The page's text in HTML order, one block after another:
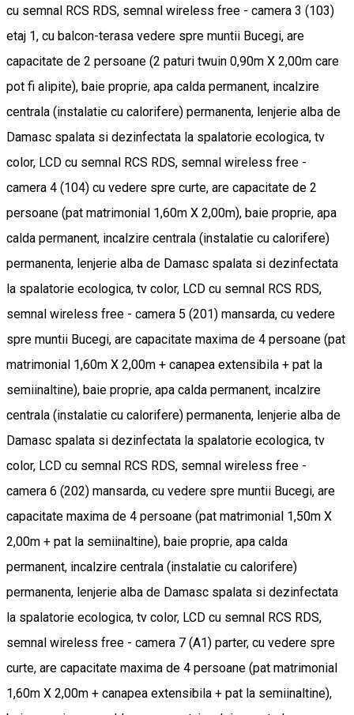
cu semnal RCS RDS, semnal wireless free - camera 3 (103)
etaj 1, cu balcon-terasa vedere spre muntii Bucegi, are
capacitate de 2 persoane (2 paturi twuin 0,90m X 2,00m care
pot fi alipite), baie proprie, apa calda permanent, incalzire
centrala (instalatie cu calorifere) permanenta, lenjerie alba de
Damasc spalata si dezinfectata la spalatorie ecologica, tv
color, LCD cu semnal RCS RDS, semnal wireless free -
camera 4 (104) cu vedere spre curte, are capacitate de 2
persoane (pat matrimonial 1,60m X 2,00m), baie proprie, apa
calda permanent, incalzire centrala (instalatie cu calorifere)
permanenta, lenjerie alba de Damasc spalata si dezinfectata
la spalatorie ecologica, tv color, LCD cu semnal RCS RDS,
semnal wireless free - camera 5 (201) mansarda, cu vedere
spre muntii Bucegi, are capacitate maxima de 4 persoane (pat
matrimonial 1,60m X 2,00m + canapea extensibila + pat la
semiinaltine), baie proprie, apa calda permanent, incalzire
centrala (instalatie cu calorifere) permanenta, lenjerie alba de
Damasc spalata si dezinfectata la spalatorie ecologica, tv
color, LCD cu semnal RCS RDS, semnal wireless free -
camera 6 (202) mansarda, cu vedere spre muntii Bucegi, are
capacitate maxima de 4 persoane (pat matrimonial 1,50m X
2,00m + pat la semiinaltine), baie proprie, apa calda
permanent, incalzire centrala (instalatie cu calorifere)
permanenta, lenjerie alba de Damasc spalata si dezinfectata
la spalatorie ecologica, tv color, LCD cu semnal RCS RDS,
semnal wireless free - camera 7 (A1) parter, cu vedere spre
curte, are capacitate maxima de 4 persoane (pat matrimonial
1,60m X 2,00m + canapea extensibila + pat la semiinaltine),